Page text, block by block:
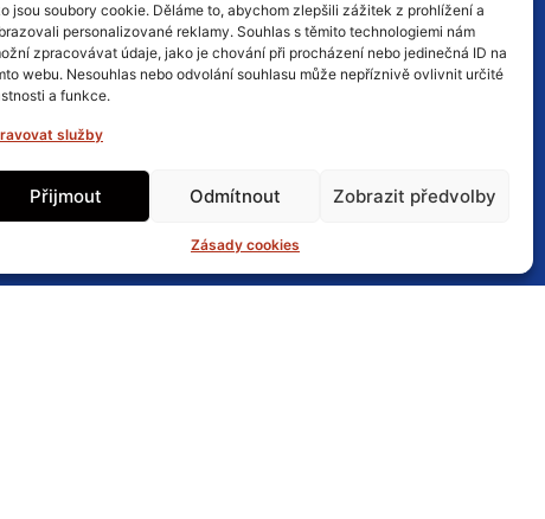
jsou soubory cookie. Děláme to, abychom zlepšili zážitek z prohlížení a
personalizované reklamy. Souhlas s těmito technologiemi nám
zpracovávat údaje, jako je chování při procházení nebo jedinečná ID na
webu. Nesouhlas nebo odvolání souhlasu může nepříznivě ovlivnit určité
a funkce.
služby
Přijmout Odmítnout Zobrazit předvolby
Zásady cookies
v případě potřeby může